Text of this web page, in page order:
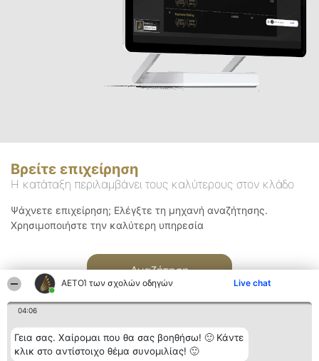
ΑΕΤΟΊ των σχολών οδηγών Live chat
04:06
Γεια σας. Χαίρομαι που θα σας βοηθήσω! 🙂 Κάντε
κλικ στο αντίστοιχο θέμα συνομιλίας! 🙂
Βρείτε επιχείρηση
Η κατάταξη περιλαμβάνει τους καλύτερους στον κλάδο
Ψάχνετε επιχείρηση; Ελέγξτε τη μηχανή αναζήτησης.
Χρησιμοποιήστε την καλύτερη υπηρεσία
Αναζήτηση